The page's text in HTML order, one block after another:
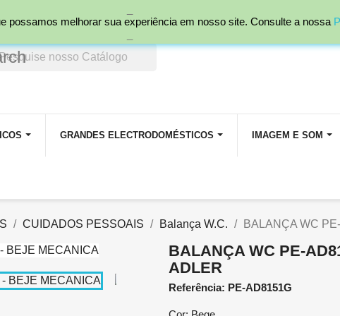
GRANDES ELECTRODOMÉSTICOS IMAGEM E SOM
CUIDADOS PESSOAIS Balança W.C. BALANÇA WC
BALANÇA WC PE-
ADLER
Referência: PE-AD8151G
possamos melhorar sua experiência em nosso site. Consulte a nossa